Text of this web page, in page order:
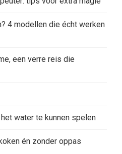
4 modellen die écht werken
een verre reis die
water te kunnen spelen
én zonder oppas